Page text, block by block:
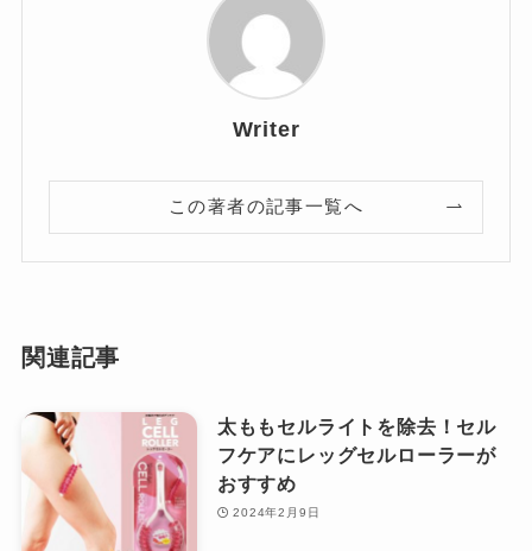
Writer
この著者の記事一覧へ
関連記事
太ももセルライトを除去！セル
フケアにレッグセルローラーが
おすすめ
2024年2月9日